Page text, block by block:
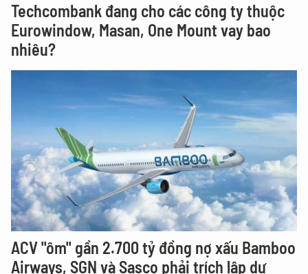
Techcombank đang cho các công ty thuộc
Eurowindow, Masan, One Mount vay bao
nhiêu?
ACV "ôm" gần 2.700 tỷ đồng nợ xấu Bamboo
Airways, SGN và Sasco phải trích lập dự